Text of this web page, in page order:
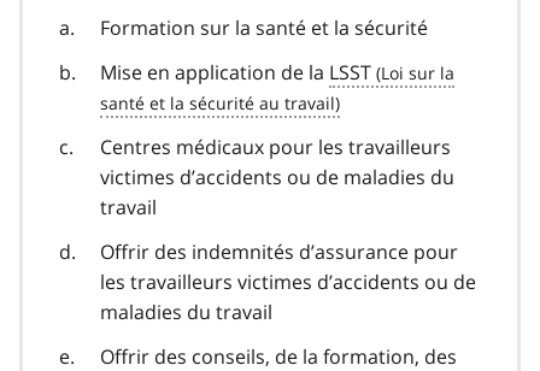
Formation sur la santé et la sécurité
Mise en application de la LSST
Centres médicaux pour les travailleurs
victimes d’accidents ou de maladies du
travail
Offrir des indemnités d’assurance pour
les travailleurs victimes d’accidents ou de
maladies du travail
Offrir des conseils, de la formation, des